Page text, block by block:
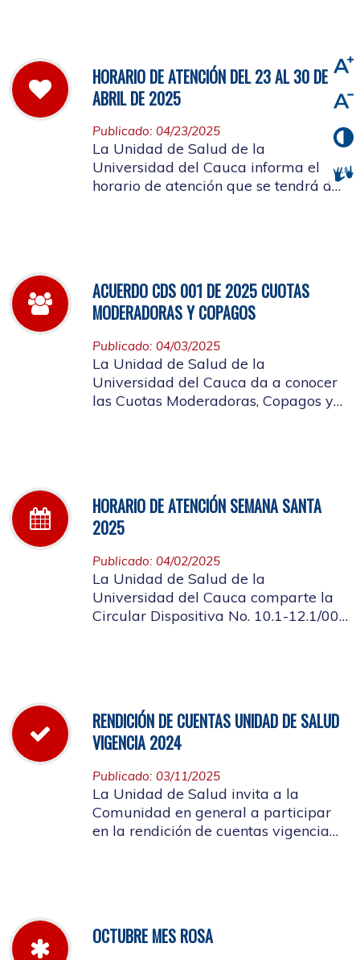
HORARIO DE ATENCIÓN DEL 23 AL 30 DE
ABRIL DE 2025
Publicado: 04/23/2025
La Unidad de Salud de la
Universidad del Cauca informa el
horario de atención que se tendrá del
ACUERDO CDS 001 DE 2025 CUOTAS
MODERADORAS Y COPAGOS
Publicado: 04/03/2025
La Unidad de Salud de la
Universidad del Cauca da a conocer
las Cuotas Moderadoras, Copagos y
HORARIO DE ATENCIÓN SEMANA SANTA
2025
Publicado: 04/02/2025
La Unidad de Salud de la
Universidad del Cauca comparte la
Circular Dispositiva No. 10.1-12.1/002
RENDICIÓN DE CUENTAS UNIDAD DE SALUD
VIGENCIA 2024
Publicado: 03/11/2025
La Unidad de Salud invita a la
Comunidad en general a participar
en la rendición de cuentas vigencia
OCTUBRE MES ROSA